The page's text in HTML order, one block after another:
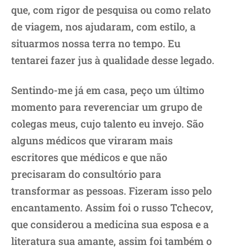
que, com rigor de pesquisa ou como relato
de viagem, nos ajudaram, com estilo, a
situarmos nossa terra no tempo. Eu
tentarei fazer jus à qualidade desse legado.
Sentindo-me já em casa, peço um último
momento para reverenciar um grupo de
colegas meus, cujo talento eu invejo. São
alguns médicos que viraram mais
escritores que médicos e que não
precisaram do consultório para
transformar as pessoas. Fizeram isso pelo
encantamento. Assim foi o russo Tchecov,
que considerou a medicina sua esposa e a
literatura sua amante, assim foi também o